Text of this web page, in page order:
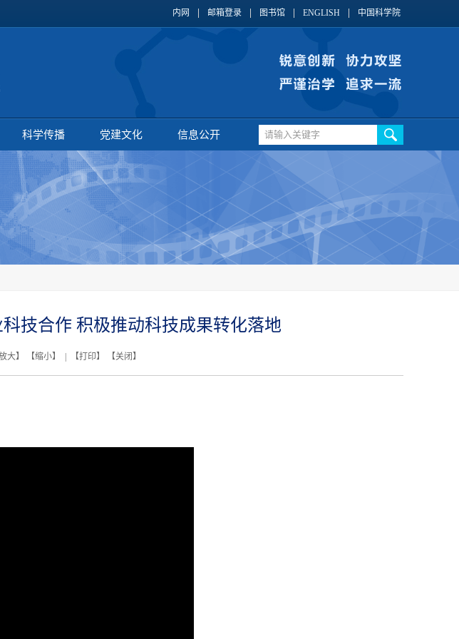
内网 邮箱登录 图书馆 ENGLISH 中国科学院
科学传播 党建文化 信息公开
技合作 积极推动科技成果转化落地
大】 【缩小】 | 【打印】 【关闭 】